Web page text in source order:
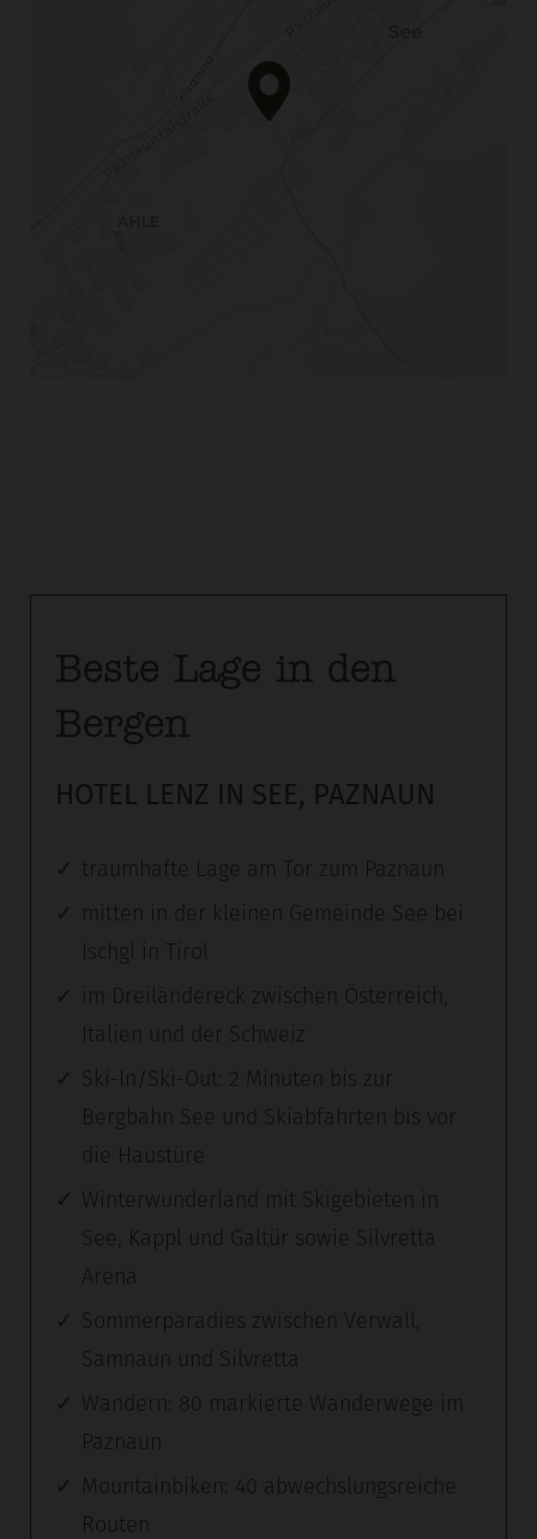
Beste Lage in den
Bergen
HOTEL LENZ IN SEE, PAZNAUN
traumhafte Lage am Tor zum Paznaun
mitten in der kleinen Gemeinde See bei
Ischgl in Tirol
im Dreiländereck zwischen Österreich,
Italien und der Schweiz
Ski-In/Ski-Out: 2 Minuten bis zur
Bergbahn See und Skiabfahrten bis vor
die Haustüre
Winterwunderland mit Skigebieten in
See, Kappl und Galtür sowie Silvretta
Arena
Sommerparadies zwischen Verwall,
Samnaun und Silvretta
Wandern: 80 markierte Wanderwege im
Paznaun
Mountainbiken: 40 abwechslungsreiche
Routen